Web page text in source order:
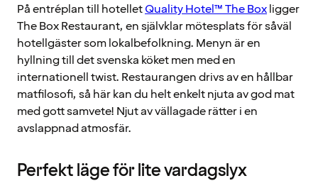
På entréplan till hotelletQuality Hotel™ The Boxligger
The Box Restaurant, en självklar mötesplats för såväl
hotellgäster som lokalbefolkning. Menyn är en
hyllning till det svenska köket men med en
internationell twist. Restaurangen drivs av en hållbar
matfilosofi, så här kan du helt enkelt njuta av god mat
med gott samvete! Njut av vällagade rätter i en
avslappnad atmosfär.
Perfekt läge för lite vardagslyx